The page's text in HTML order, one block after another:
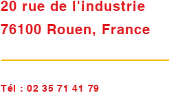
20 rue de l'industrie
76100 Rouen, France
Tél :02 35 71 41 79